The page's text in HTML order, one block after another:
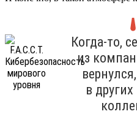
Когда-то,
из
в